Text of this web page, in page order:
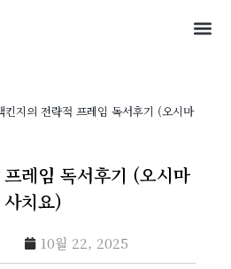
킨지의 전략적 프레임 독서후기 (오시마
레임 독서후기 (오시마
사치요)
10월 22, 2025